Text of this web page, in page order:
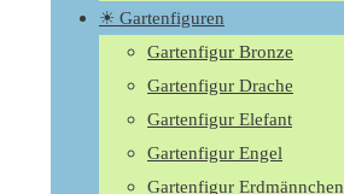
☀ Gartenfiguren
Gartenfigur Bronze
Gartenfigur Drache
Gartenfigur Elefant
Gartenfigur Engel
Gartenfigur Erdmännchen